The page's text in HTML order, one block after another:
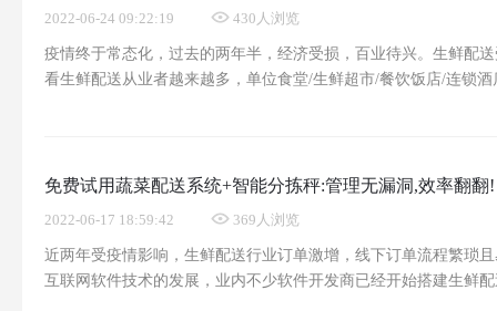
2022-06-24 09:22:19 430人浏览
疫情终于常态化，过去的两年半，经济受损，百业待兴。生鲜配
看生鲜配送从业者越来越多，单位食堂/生鲜超市/餐饮饭店/连锁
免费试用蔬菜配送系统+智能分拣秤:管理无漏洞,效率翻翻!
2022-06-17 18:59:42 369人浏览
近两年受疫情影响，生鲜配送行业订单激增，线下订单流程繁琐
互联网软件技术的发展，业内不少软件开发商已经开始搭建生鲜